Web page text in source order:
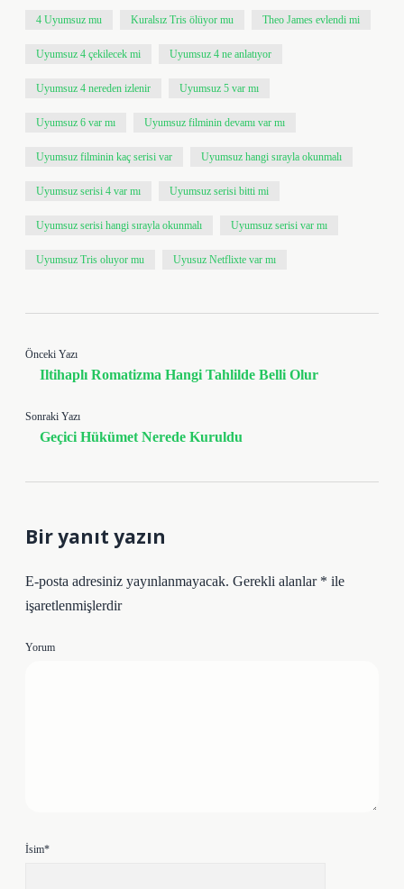
4 Uyumsuz mu Kuralsız Tris ölüyor mu Theo James evlendi mi
Uyumsuz 4 çekilecek mi Uyumsuz 4 ne anlatıyor
Uyumsuz 4 nereden izlenir Uyumsuz 5 var mı
Uyumsuz 6 var mı Uyumsuz filminin devamı var mı
Uyumsuz filminin kaç serisi var Uyumsuz hangi sırayla okunmalı
Uyumsuz serisi 4 var mı Uyumsuz serisi bitti mi
Uyumsuz serisi hangi sırayla okunmalı Uyumsuz serisi var mı
Uyumsuz Tris oluyor mu Uyusuz Netflixte var mı
Önceki Yazı
Iltihaplı Romatizma Hangi Tahlilde Belli Olur
Sonraki Yazı
Geçici Hükümet Nerede Kuruldu
Bir yanıt yazın
E-posta adresiniz yayınlanmayacak. Gerekli alanlar * ile
işaretlenmişlerdir
Yorum
İsim*